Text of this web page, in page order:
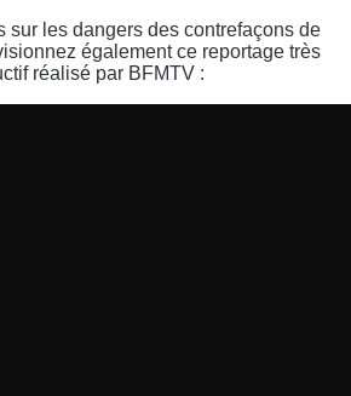
sur les dangers des contrefaçons de
également ce reportage très
réalisé par BFMTV :